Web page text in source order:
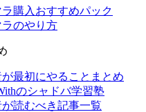
ラ購入おすすめパック
ラのやり方
最初にやることまとめ
のシャドバ学習塾
読むべき記事一覧